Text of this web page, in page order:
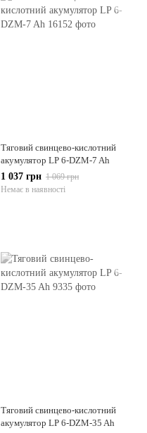
Тяговий свинцево-кислотний
акумулятор LP 6-DZM-7 Ah
1 037 грн 1 069 грн
Немає в наявності
Тяговий свинцево-кислотний
акумулятор LP 6-DZM-35 Ah